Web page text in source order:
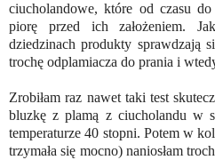
ciucholandowe, które od czasu
piorę przed ich założeniem.
dziedzinach produkty sprawdzają
trochę odplamiacza do prania i
Zrobiłam raz nawet taki test
bluzkę z plamą z ciucholandu w
temperaturze 40 stopni. Potem w
trzymała się mocno) naniosłam